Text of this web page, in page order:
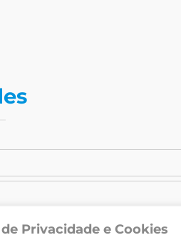
Privacidade e Cookies
SE